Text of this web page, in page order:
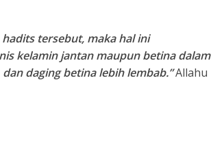
tersebut, maka hal ini
kelamin jantan maupun betina dalam
daging betina lebih lembab.”Allahu